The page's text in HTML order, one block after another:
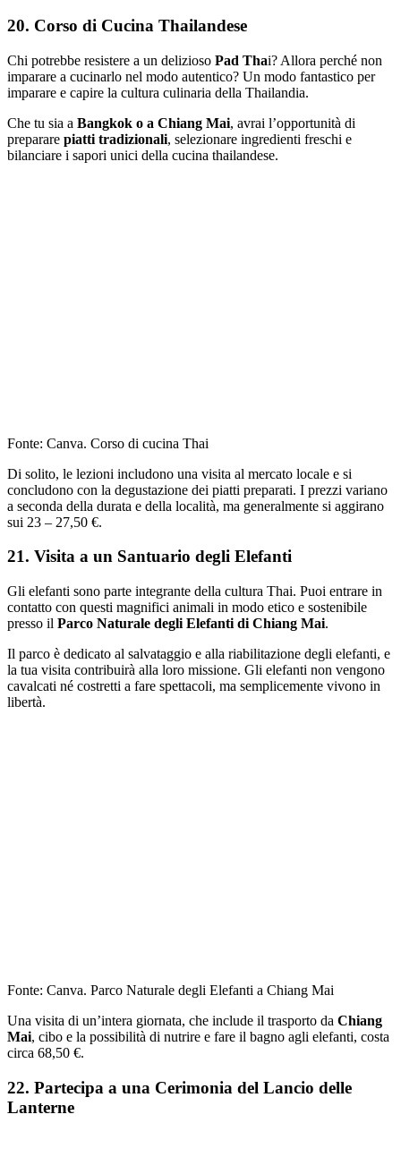
20. Corso di Cucina Thailandese
Chi potrebbe resistere a un delizioso Pad Thai? Allora perché non
imparare a cucinarlo nel modo autentico? Un modo fantastico per
imparare e capire la cultura culinaria della Thailandia.
Che tu sia a Bangkok o a Chiang Mai, avrai l’opportunità di
preparare piatti tradizionali, selezionare ingredienti freschi e
bilanciare i sapori unici della cucina thailandese.
Fonte: Canva. Corso di cucina Thai
Di solito, le lezioni includono una visita al mercato locale e si
concludono con la degustazione dei piatti preparati. I prezzi variano
a seconda della durata e della località, ma generalmente si aggirano
sui 23 – 27,50 €.
21. Visita a un Santuario degli Elefanti
Gli elefanti sono parte integrante della cultura Thai. Puoi entrare in
contatto con questi magnifici animali in modo etico e sostenibile
presso il Parco Naturale degli Elefanti di Chiang Mai.
Il parco è dedicato al salvataggio e alla riabilitazione degli elefanti, e
la tua visita contribuirà alla loro missione. Gli elefanti non vengono
cavalcati né costretti a fare spettacoli, ma semplicemente vivono in
libertà.
Fonte: Canva. Parco Naturale degli Elefanti a Chiang Mai
Una visita di un’intera giornata, che include il trasporto da Chiang
Mai, cibo e la possibilità di nutrire e fare il bagno agli elefanti, costa
circa 68,50 €.
22. Partecipa a una Cerimonia del Lancio delle
Lanterne